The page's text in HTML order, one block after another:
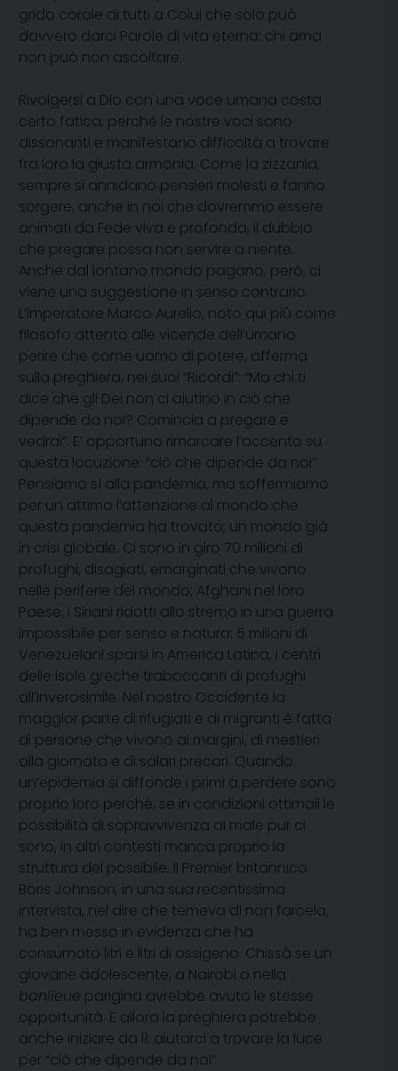
grido corale di tutti a Colui che solo può
davvero darci Parole di vita eterna: chi ama
non può non ascoltare.
Rivolgersi a Dio con una voce umana costa
certo fatica, perché le nostre voci sono
dissonanti e manifestano difficoltà a trovare
fra loro la giusta armonia. Come la zizzania,
sempre si annidano pensieri molesti e fanno
sorgere, anche in noi che dovremmo essere
animati da Fede viva e profonda, il dubbio
che pregare possa non servire a niente.
Anche dal lontano mondo pagano, però, ci
viene una suggestione in senso contrario.
L’imperatore Marco Aurelio, noto qui più come
filosofo attento alle vicende dell’umano
perire che come uomo di potere, afferma
sulla preghiera, nei suoi “Ricordi”: “Ma chi ti
dice che gli Dei non ci aiutino in ciò che
dipende da noi? Comincia a pregare e
vedrai”. E’ opportuno rimarcare l’accento su
questa locuzione: “ciò che dipende da noi”.
Pensiamo sì alla pandemia, ma soffermiamo
per un attimo l’attenzione al mondo che
questa pandemia ha trovato; un mondo già
in crisi globale. Ci sono in giro 70 milioni di
profughi, disagiati, emarginati che vivono
nelle periferie del mondo; Afghani nel loro
Paese, i Siriani ridotti allo stremo in una guerra
impossibile per senso e natura: 5 milioni di
Venezuelani sparsi in America Latina, i centri
delle isole greche traboccanti di profughi
all’inverosimile. Nel nostro Occidente la
maggior parte di rifugiati e di migranti è fatta
di persone che vivono ai margini, di mestieri
alla giornata e di salari precari. Quando
un’epidemia si diffonde i primi a perdere sono
proprio loro perché, se in condizioni ottimali le
possibilità di sopravvivenza al male pur ci
sono, in altri contesti manca proprio la
struttura del possibile. Il Premier britannico
Boris Johnson, in una sua recentissima
intervista, nel dire che temeva di non farcela,
ha ben messo in evidenza che ha
consumato litri e litri di ossigeno. Chissà se un
giovane adolescente, a Nairobi o nella
banlieue parigina avrebbe avuto le stesse
opportunità. E allora la preghiera potrebbe
anche iniziare da lì: aiutarci a trovare la luce
per “ciò che dipende da noi”.